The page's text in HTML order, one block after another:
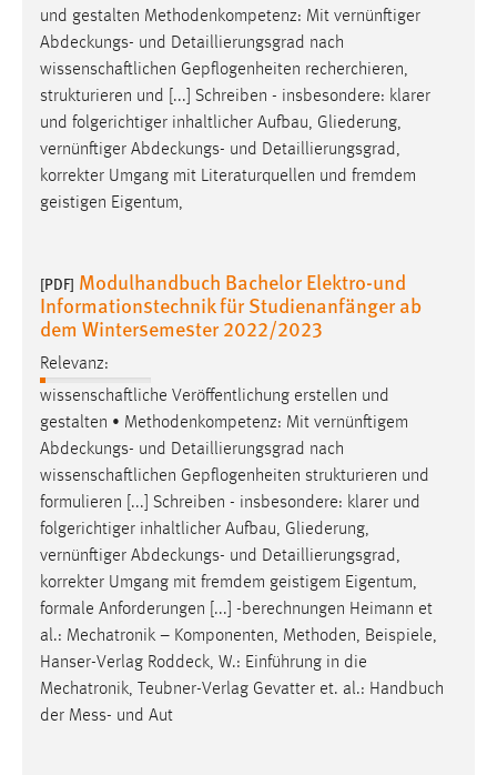
und gestalten Methodenkompetenz: Mit vernünftiger
Abdeckungs- und Detaillierungsgrad nach
wissenschaftlichen Gepflogenheiten recherchieren,
strukturieren und [...] Schreiben - insbesondere: klarer
und folgerichtiger inhaltlicher Aufbau, Gliederung,
vernünftiger Abdeckungs- und Detaillierungsgrad,
korrekter Umgang mit Literaturquellen und fremdem
geistigen Eigentum,
[PDF] Modulhandbuch Bachelor Elektro-und
Informationstechnik für Studienanfänger ab
dem Wintersemester 2022/2023
Relevanz:
wissenschaftliche Veröffentlichung erstellen und
gestalten • Methodenkompetenz: Mit vernünftigem
Abdeckungs- und Detaillierungsgrad nach
wissenschaftlichen Gepflogenheiten strukturieren und
formulieren [...] Schreiben - insbesondere: klarer und
folgerichtiger inhaltlicher Aufbau, Gliederung,
vernünftiger Abdeckungs- und Detaillierungsgrad,
korrekter Umgang mit fremdem geistigem Eigentum,
formale Anforderungen [...] -berechnungen Heimann et
al.: Mechatronik – Komponenten, Methoden, Beispiele,
Hanser-Verlag Roddeck, W.: Einführung in die
Mechatronik, Teubner-Verlag Gevatter et. al.: Handbuch
der Mess- und Aut